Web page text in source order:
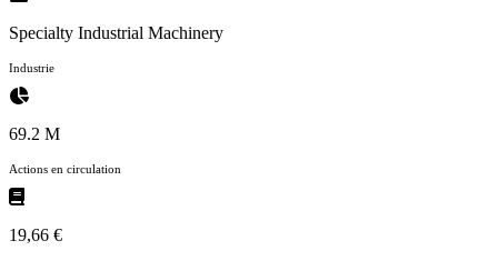
Specialty Industrial Machinery
Industrie
69.2 M
Actions en circulation
19,66 €